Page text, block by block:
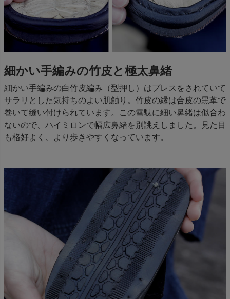
細かい手編みの竹皮と極太鼻緒
細かい手編みの白竹皮編み（型押し）はプレスをされていて
サラリとした気持ちのよい肌触り。竹皮の縁は合皮の黒革で
巻いて縫い付けられています。この雪駄に細い鼻緒は似合わ
ないので、ハイミロンで幅広鼻緒を別誂えしました。見た目
も格好よく、より歩きやすくなっています。